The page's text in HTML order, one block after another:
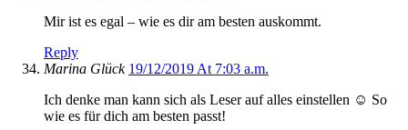
Mir ist es egal – wie es dir am besten auskommt.
Reply
Marina Glück 19/12/2019 At 7:03 a.m.
Ich denke man kann sich als Leser auf alles einstellen ☺️ So
wie es für dich am besten passt!